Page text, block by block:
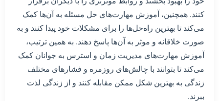
کنند. همچنین، آموزش مهارت‌های حل مسئله به آن‌ها کمک
می‌کند تا بهترین راه‌حل‌ها را برای مشکلات خود پیدا کنند و به
صورت خلاقانه و موثر به آن‌ها پاسخ دهند. به همین ترتیب،
آموزش مهارت‌های مدیریت زمان و استرس به جوانان کمک
می‌کند تا بتوانند با چالش‌های روزمره و فشارهای مختلف
زندگی به بهترین شکل ممکن مقابله کنند و از زندگی لذت
ببرند.